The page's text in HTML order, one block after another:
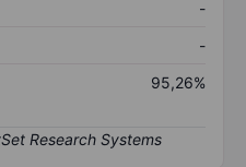
-
-
95,26%